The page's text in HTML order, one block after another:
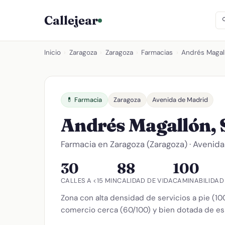
Callejear
Inicio Zaragoza Zaragoza Farmacias Andrés
💊 Farmacia Zaragoza Avenida de Madrid
Andrés Magallón,
Farmacia en Zaragoza (Zaragoza) ·
30
CALLES A <15 MIN
88
CALIDAD DE VIDA
100
CAMINABILIDAD
Zona con alta densidad de servicios a pie
comercio cerca (60/100) y bien dotada de